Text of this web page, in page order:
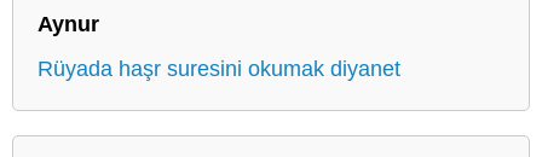
Aynur
Rüyada haşr suresini okumak diyanet